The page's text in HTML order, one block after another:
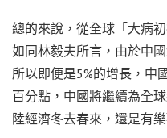
總的來說，從全球「大病
如同林毅夫所言，由於中
所以即便是5%的增長，中
百分點，中國將繼續為全
陸經濟冬去春來，還是有